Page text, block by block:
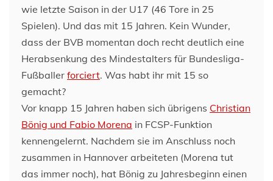
wie letzte Saison in der U17 (46 Tore in 25
Spielen). Und das mit 15 Jahren. Kein Wunder,
dass der BVB momentan doch recht deutlich eine
Herabsenkung des Mindestalters für Bundesliga-
Fußballer forciert. Was habt ihr mit 15 so
gemacht?
Vor knapp 15 Jahren haben sich übrigens Christian
Bönig und Fabio Morena in FCSP-Funktion
kennengelernt. Nachdem sie im Anschluss noch
zusammen in Hannover arbeiteten (Morena tut
das immer noch), hat Bönig zu Jahresbeginn einen